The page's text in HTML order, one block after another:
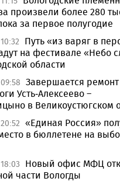
произвели более 280
за первое полугодие
Путь «из варяг в
на фестивале «Небо
области
Завершается ремонт
Усть-Алексеево –
в Великоустюгском
«Единая Россия»
в бюллетене на
Новый офис МФЦ
части Вологды